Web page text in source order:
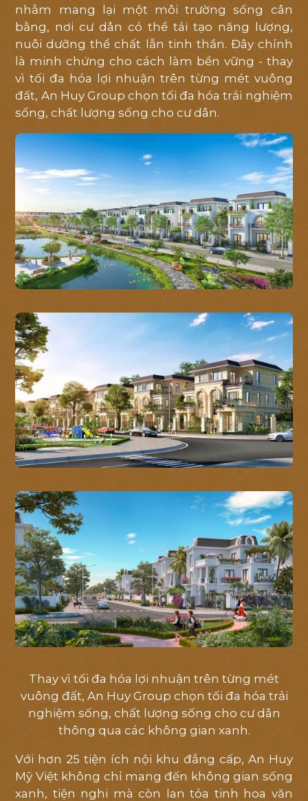
TRANG CHỦ
GIỚI THIỆU
VỊ TRÍ
TIỆN ÍCH
MẶT BẰNG
THƯ VIỆN
TIN TỨC
TIẾN ĐỘ
LIÊN HỆ
nhằm mang lại một môi trường sống cân
bằng, nơi cư dân có thể tái tạo năng lượng,
nuôi dưỡng thể chất lẫn tinh thần. Đây chính
là minh chứng cho cách làm bền vững - thay
vì tối đa hóa lợi nhuận trên từng mét vuông
đất, An Huy Group chọn tối đa hóa trải nghiệm
sống, chất lượng sống cho cư dân.
Thay vì tối đa hóa lợi nhuận trên từng mét
vuông đất, An Huy Group chọn tối đa hóa trải
nghiệm sống, chất lượng sống cho cư dân
thông qua các không gian xanh.
Với hơn 25 tiện ích nội khu đẳng cấp, An Huy
Mỹ Việt không chỉ mang đến không gian sống
xanh, tiện nghi mà còn lan tỏa tinh hoa văn